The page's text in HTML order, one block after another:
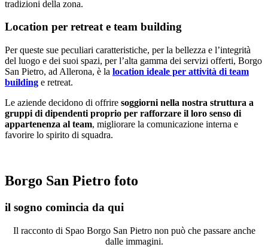
tradizioni della zona.
Location per retreat e team building
Per queste sue peculiari caratteristiche, per la bellezza e l’integrità
del luogo e dei suoi spazi, per l’alta gamma dei servizi offerti, Borgo
San Pietro, ad Allerona, è la location ideale per attività di team
building e retreat.
Le aziende decidono di offrire soggiorni nella nostra struttura a
gruppi di dipendenti proprio per rafforzare il loro senso di
appartenenza al team, migliorare la comunicazione interna e
favorire lo spirito di squadra.
Borgo San Pietro foto
il sogno comincia da qui
Il racconto di Spao Borgo San Pietro non può che passare anche
dalle immagini.